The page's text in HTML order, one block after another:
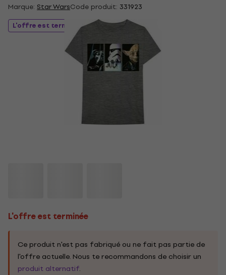
Marque: Star WarsCode produit: 331923
L'offre est terminée
L'offre est terminée
Ce produit n'est pas fabriqué ou ne fait pas partie de
l'offre actuelle. Nous te recommandons de choisir un
produit alternatif.